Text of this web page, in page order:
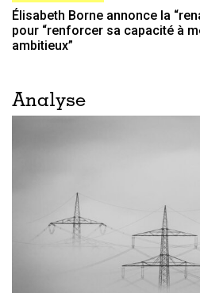
Élisabeth Borne annonce la
pour “renforcer sa capacité à
ambitieux”
Analyse